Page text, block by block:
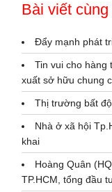
Bài viết
Đẩy mạnh phát
Tin vui cho
xuất sở hữu chung
Thị trường bất
Nhà ở xã hội
khai
Hoàng Quân
TP.HCM, tổng đầu